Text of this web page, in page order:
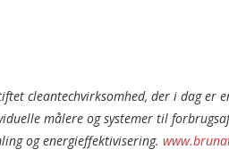
cleantechvirksomhed, der i dag er
målere og systemer til
og energieffektivisering.